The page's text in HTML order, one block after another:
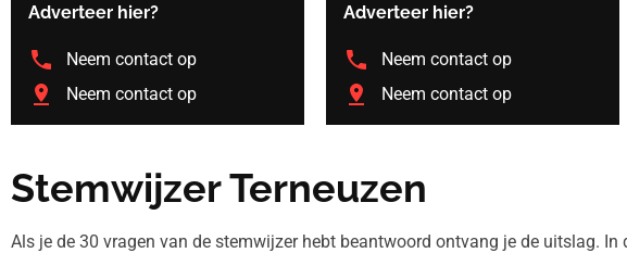
Adverteer hier?
Neem contact op
Neem contact op
Adverteer hier?
Neem contact op
Neem contact op
Stemwijzer Terneuzen
Als je de 30 vragen van de stemwijzer hebt beantwoord ontvang je de uitslag. In